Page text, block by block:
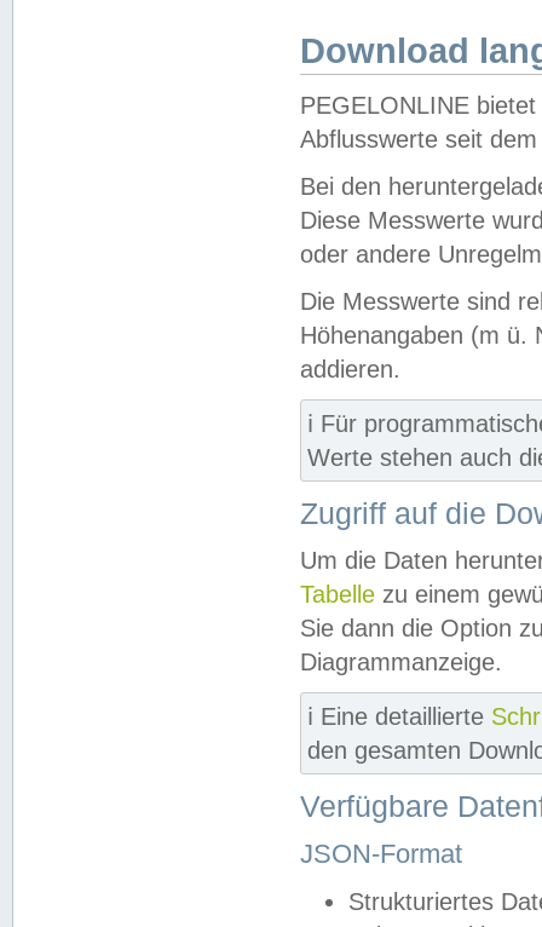
Download
PEGELONLINE
Abflusswerte seit
Bei den
Diese Messwerte
oder andere
Die Messwerte sind
Höhenangaben (m ü.
addieren.
ℹ️ Für
Werte stehen auch
Zugriff auf die
Um die Daten
Tabelle zu einem
Sie dann die Option
Diagrammanzeige.
ℹ️ Eine detaillierte
den gesamten
Verfügbare
JSON-Format
Strukturiertes